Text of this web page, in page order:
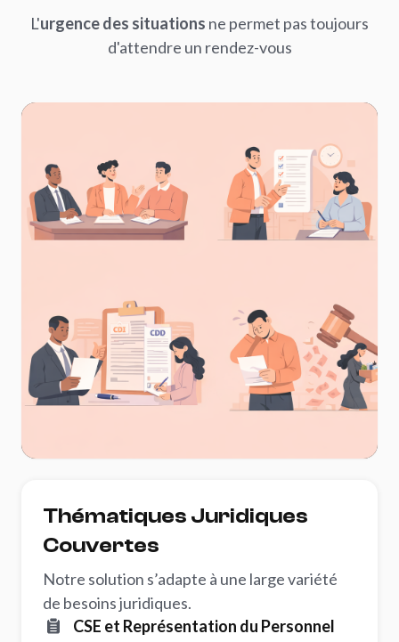
L'urgence des situations ne permet pas toujours
d'attendre un rendez-vous
Thématiques Juridiques
Couvertes
Notre solution s’adapte à une large variété
de besoins juridiques.
CSE et Représentation du Personnel
Design